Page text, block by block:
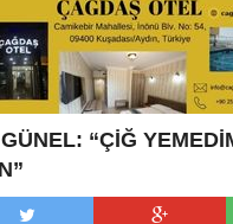
“ÇİĞ